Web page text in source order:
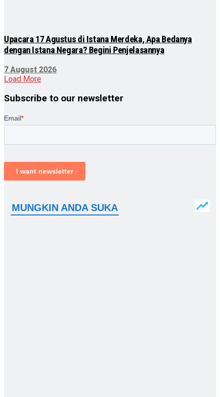
Upacara 17 Agustus di Istana Merdeka, Apa Bedanya
dengan Istana Negara? Begini Penjelasannya
7 August 2026
Load More
Subscribe to our newsletter